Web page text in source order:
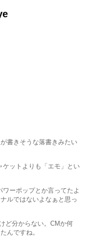
書きそうな落書きみたい
ケットよりも「エモ」とい
ーポップとか言ってたよ
ルではないよなぁと思っ
ど分からない。CMか何
んですね。